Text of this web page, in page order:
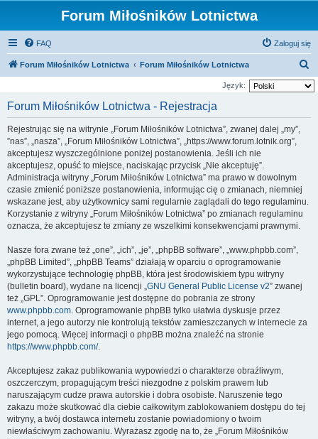
Forum Miłośników Lotnictwa
FAQ Zaloguj się
Forum Miłośników Lotnictwa Forum Miłośników Lotnictwa
z
Język:
Forum Miłośników Lotnictwa - Rejestracja
Rejestrując się na witrynie „Forum Miłośników Lotnictwa”, zwanej dalej „my”,
”nas”, „nasza”, „Forum Miłośników Lotnictwa”, „https://www.forum.lotnik.org”,
akceptujesz wyszczególnione poniżej postanowienia. Jeśli ich nie
akceptujesz, opuść to miejsce, naciskając przycisk „Nie akceptuję”.
Administracja witryny „Forum Miłośników Lotnictwa” ma prawo w dowolnym
czasie zmienić poniższe postanowienia, informując cię o zmianach, niemniej
wskazane jest, aby użytkownicy sami regularnie zaglądali do tego regulaminu.
Korzystanie z witryny „Forum Miłośników Lotnictwa” po zmianach regulaminu
oznacza, że akceptujesz te zmiany ze wszelkimi konsekwencjami prawnymi.
Nasze fora zwane też „one”, „ich”, „je”, „phpBB software”, „www.phpbb.com”,
„phpBB Limited”, „phpBB Teams” działają w oparciu o oprogramowanie
wykorzystujące technologię phpBB, która jest środowiskiem typu witryny
(bulletin board), wydane na licencji „GNU General Public License v2” zwanej
też „GPL”. Oprogramowanie jest dostępne do pobrania ze strony
www.phpbb.com. Oprogramowanie phpBB tylko ułatwia dyskusje przez
internet, a jego autorzy nie kontrolują tekstów zamieszczanych w internecie za
jego pomocą. Więcej informacji o phpBB można znaleźć na stronie
https://www.phpbb.com/.
Akceptujesz zakaz publikowania wypowiedzi o charakterze obraźliwym,
oszczerczym, propagującym treści niezgodne z polskim prawem lub
naruszającym cudze prawa autorskie i dobra osobiste. Naruszenie tego
zakazu może skutkować dla ciebie całkowitym zablokowaniem dostępu do tej
witryny, a twój dostawca internetu zostanie powiadomiony o twoim
niewłaściwym zachowaniu. Wyrażasz zgodę na to, że „Forum Miłośników